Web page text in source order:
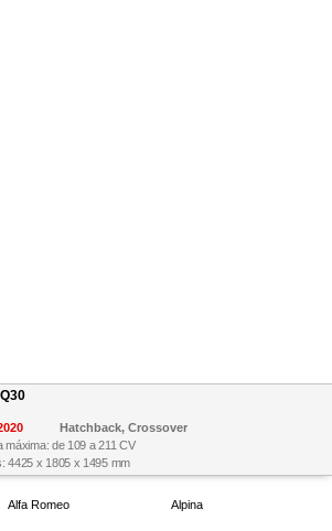
Hatchback, Crossover
máxima: de 109 a 211 CV
4425 x 1805 x 1495 mm
Alfa Romeo Alpina